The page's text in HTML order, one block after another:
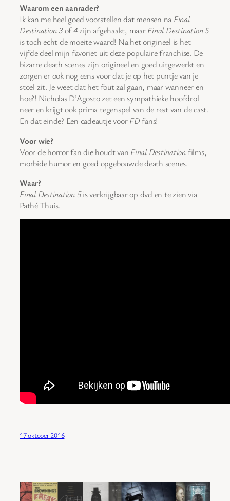
Waarom een aanrader?
Ik kan me heel goed voorstellen dat mensen na Final
Destination 3of4zijn afgehaakt, maarFinal Destination 5
is toch echt de moeite waard! Na het origineel is het
vijfde deel mijn favoriet uit deze populaire franchise. De
bizarre death scenes zijn origineel en goed uitgewerkt en
zorgen er ook nog eens voor dat je op het puntje van je
stoel zit. Je weet dat het fout zal gaan, maar wanneer en
hoe?! Nicholas D’Agosto zet een sympathieke hoofdrol
neer en krijgt ook prima tegenspel van de rest van de cast.
En dat einde? Een cadeautje voorFDfans!
Voor wie?
Voor de horror fan die houdt van Final Destinationfilms,
morbide humor en goed opgebouwde death scenes.
Waar?
Final Destination 5is verkrijgbaar op dvd en te zien via
Pathé Thuis.
17 oktober 2016